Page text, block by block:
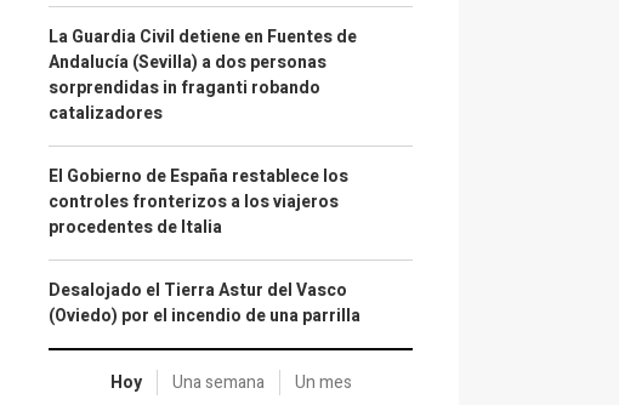
La Guardia Civil detiene en Fuentes de
Andalucía (Sevilla) a dos personas
sorprendidas in fraganti robando
catalizadores
El Gobierno de España restablece los
controles fronterizos a los viajeros
procedentes de Italia
Desalojado el Tierra Astur del Vasco
(Oviedo) por el incendio de una parrilla
Hoy Una semana Un mes